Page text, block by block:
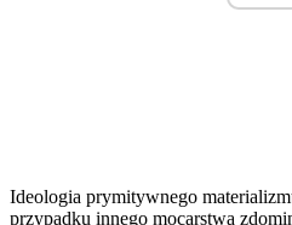
Ideologia prymitywnego
przypadku innego mocarstwa